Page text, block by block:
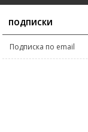
ПОДПИСКИ
Подписка по email